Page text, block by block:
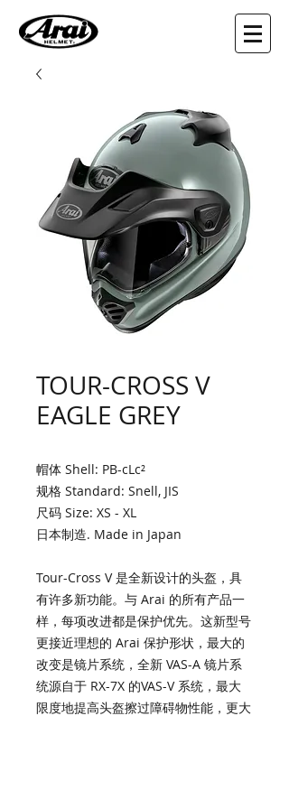
TOUR-CROSS V
EAGLE GREY
帽体 Shell: PB-cLc²
规格 Standard: Snell, JIS
尺码 Size: XS - XL
日本制造. Made in Japan
Tour-Cross V 是全新设计的头盔，具
有许多新功能。与 Arai 的所有产品一
样，每项改进都是保护优先。这新型号
更接近理想的 Arai 保护形状，最大的
改变是镜片系统，全新 VAS-A 镜片系
统源自于 RX-7X 的VAS-V 系统，最大
限度地提高头盔擦过障碍物性能，更大